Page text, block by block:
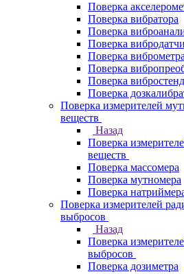
Поверка
Поверка вибратора
Поверка
Поверка
Поверка виброметра
Поверка
Поверка
Поверка
Поверка измерителей
веществ
Назад
Поверка
веществ
Поверка массомера
Поверка мутномера
Поверка
Поверка измерителей
выбросов
Назад
Поверка
выбросов
Поверка дозиметра